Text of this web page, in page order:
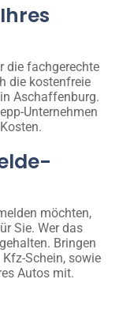
die fachgerechte
die kostenfreie
Aschaffenburg.
Unternehmen
möchten,
Sie. Wer das
Bringen
Schein, sowie
Autos mit.